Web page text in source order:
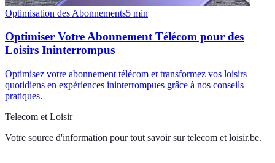
Optimisation des Abonnements5 min
Optimiser Votre Abonnement Télécom pour des
Loisirs Ininterrompus
Optimisez votre abonnement télécom et transformez vos loisirs
quotidiens en expériences ininterrompues grâce à nos conseils
pratiques.
Telecom et Loisir
Votre source d'information pour tout savoir sur telecom et loisir.be.